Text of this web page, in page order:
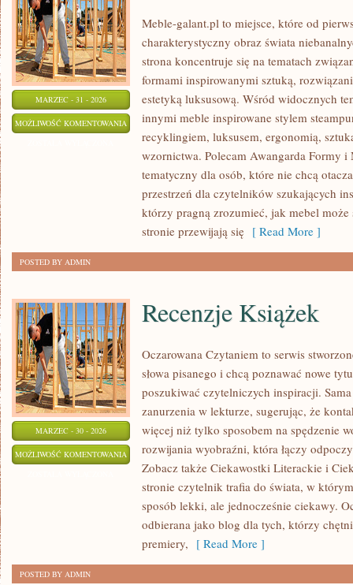
MARZEC - 31 - 2026
MOŻLIWOŚĆ KOMENTOWANIA DESIGNERSKIE
SPEKTAKLE
Meble-galant.pl to miejsce, które od
charakterystyczny obraz świata
strona koncentruje się na tematach
formami inspirowanymi sztuką,
estetyką luksusową. Wśród widocznych
innymi meble inspirowane stylem
recyklingiem, luksusem, ergonomią,
wzornictwa. Polecam Awangarda Formy i
tematyczny dla osób, które nie chcą
przestrzeń dla czytelników szukających
którzy pragną zrozumieć, jak mebel może
stronie przewijają się [ Read More ]
POSTED BY ADMIN
MARZEC - 30 - 2026
MOŻLIWOŚĆ KOMENTOWANIA RECENZJE
KSIĄŻEK
Recenzje Książek
Oczarowana Czytaniem to serwis
słowa pisanego i chcą poznawać nowe
poszukiwać czytelniczych inspiracji.
zanurzenia w lekturze, sugerując, że
więcej niż tylko sposobem na spędzenie
rozwijania wyobraźni, która łączy
Zobacz także Ciekawostki Literackie i
stronie czytelnik trafia do świata, w
sposób lekki, ale jednocześnie ciekawy.
odbierana jako blog dla tych, którzy
premiery, [ Read More ]
POSTED BY ADMIN